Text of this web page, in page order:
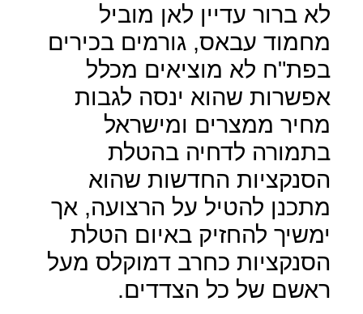
לא ברור עדיין לאן מוביל
מחמוד עבאס, גורמים בכירים
בפת"ח לא מוציאים מכלל
אפשרות שהוא ינסה לגבות
מחיר ממצרים ומישראל
בתמורה לדחיה בהטלת
הסנקציות החדשות שהוא
מתכנן להטיל על הרצועה, אך
ימשיך להחזיק באיום הטלת
הסנקציות כחרב דמוקלס מעל
ראשם של כל הצדדים.